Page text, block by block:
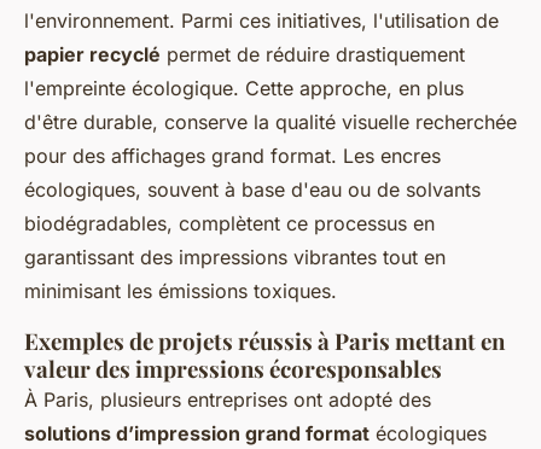
l'environnement. Parmi ces initiatives, l'utilisation de
papier recyclé permet de réduire drastiquement
l'empreinte écologique. Cette approche, en plus
d'être durable, conserve la qualité visuelle recherchée
pour des affichages grand format. Les encres
écologiques, souvent à base d'eau ou de solvants
biodégradables, complètent ce processus en
garantissant des impressions vibrantes tout en
minimisant les émissions toxiques.
Exemples de projets réussis à Paris mettant en
valeur des impressions écoresponsables
À Paris, plusieurs entreprises ont adopté des
solutions d’impression grand format écologiques